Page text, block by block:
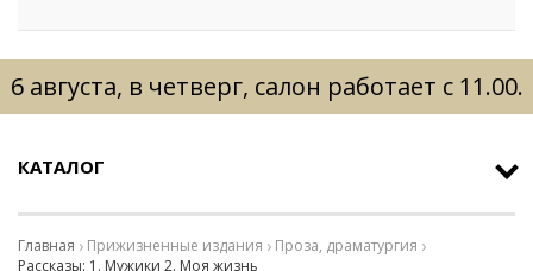
6 августа, в четверг, салон работает с 11.00.
КАТАЛОГ
Главная Прижизненные издания
Проза, драматургия
Рассказы: 1. Мужики 2. Моя жизнь